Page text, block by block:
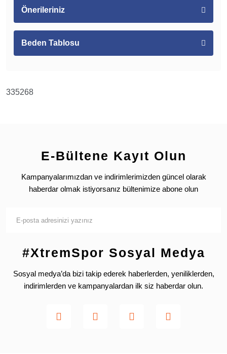
Önerileriniz
Beden Tablosu
335268
E-Bültene Kayıt Olun
Kampanyalarımızdan ve indirimlerimizden güncel olarak
haberdar olmak istiyorsanız bültenimize abone olun
#XtremSpor Sosyal Medya
Sosyal medya’da bizi takip ederek haberlerden, yeniliklerden,
indirimlerden ve kampanyalardan ilk siz haberdar olun.